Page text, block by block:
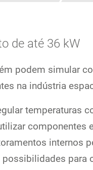
de até 36 kW
podem simular
na indústria
temperaturas
internos
para